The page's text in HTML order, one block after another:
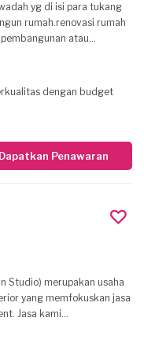
yg di isi para tukang
rumah.renovasi rumah
atau
sebagai mitra jika
yg sudah kami
. . .
dengan budget
Dapatkan Penawaran
Studio) merupakan usaha
yang memfokuskan jasa
Jasa kami